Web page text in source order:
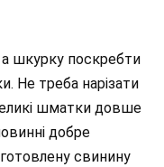
шкурку поскребти
Не треба нарізати
шматки довше
добре
свинину